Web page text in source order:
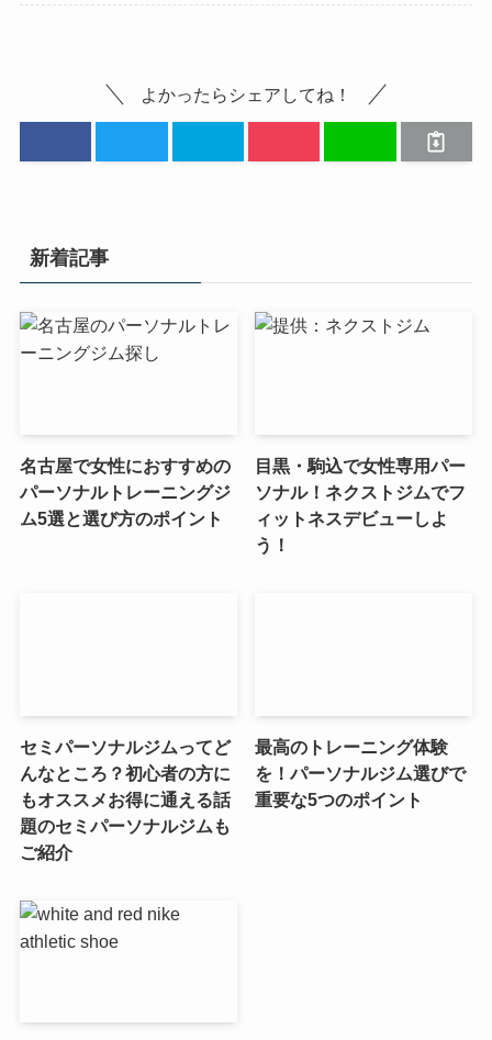
よかったらシェアしてね！
新着記事
名古屋で女性におすすめの
パーソナルトレーニングジ
ム5選と選び方のポイント
目黒・駒込で女性専用パー
ソナル！ネクストジムでフ
ィットネスデビューしよ
う！
セミパーソナルジムってど
んなところ？初心者の方に
もオススメお得に通える話
題のセミパーソナルジムも
ご紹介
最高のトレーニング体験
を！パーソナルジム選びで
重要な5つのポイント